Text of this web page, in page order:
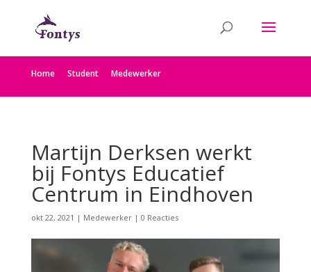
Home Student Medewerker
Martijn Derksen werkt
bij Fontys Educatief
Centrum in Eindhoven
okt 22, 2021 | Medewerker| 0 Reacties